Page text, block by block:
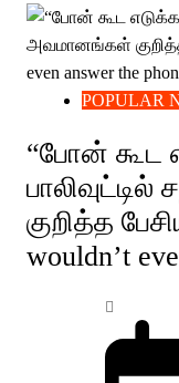
POPULAR
“போன் கூட
குறித்த
wouldn’t